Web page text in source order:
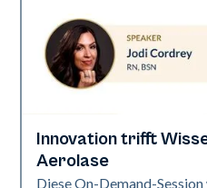
Neo + Era | Präsentationen
Innovation trifft
Aerolase
Diese On-Demand-